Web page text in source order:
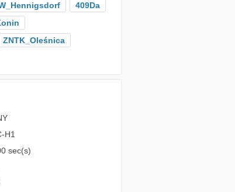
409Da
ZNTK_Oleśnica
H1
sec(s)